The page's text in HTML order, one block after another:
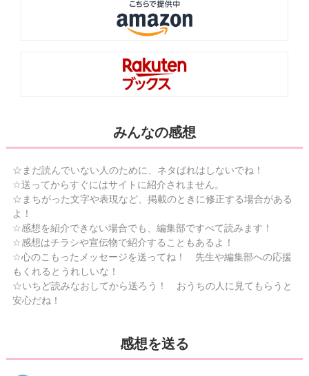
みんなの感想
☆まだ読んでいない人のために、ネタばれはしないでね！
☆送ってからすぐにはサイトに紹介されません。
☆まちがった文字や表現など、掲載のときに修正する場合がある
よ！
☆感想を紹介できない場合でも、編集部ですべて読みます！
☆感想はチラシや宣伝物で紹介することもあるよ！
☆心のこもったメッセージを送ってね！ 先生や編集部への応援
もくれるとうれしいな！
☆いちど読みなおしてから送ろう！ おうちの人に見てもらうと
安心だね！
感想を送る